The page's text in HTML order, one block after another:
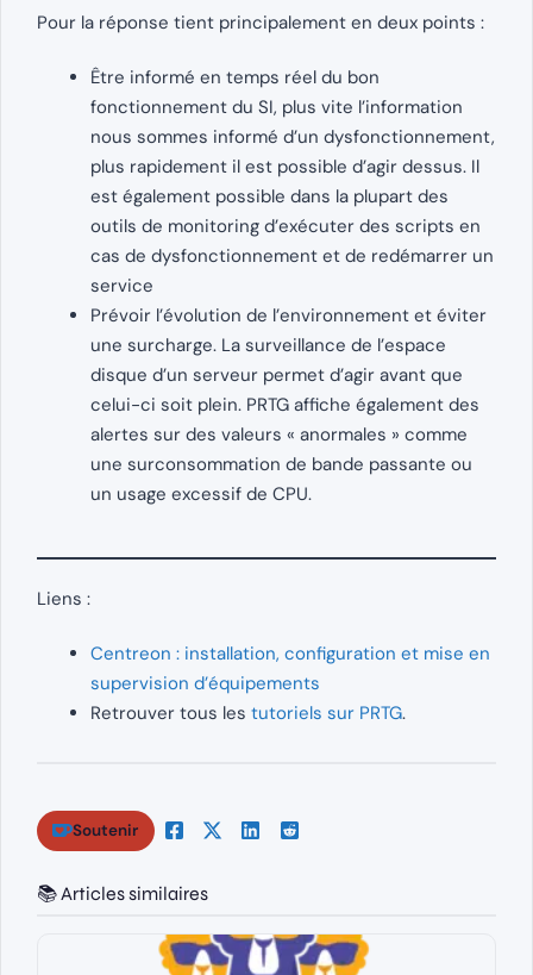
Pour la réponse tient principalement en deux points :
Être informé en temps réel du bon
fonctionnement du SI, plus vite l’information
nous sommes informé d’un dysfonctionnement,
plus rapidement il est possible d’agir dessus. Il
est également possible dans la plupart des
outils de monitoring d’exécuter des scripts en
cas de dysfonctionnement et de redémarrer un
service
Prévoir l’évolution de l’environnement et éviter
une surcharge. La surveillance de l’espace
disque d’un serveur permet d’agir avant que
celui-ci soit plein. PRTG affiche également des
alertes sur des valeurs « anormales » comme
une surconsommation de bande passante ou
un usage excessif de CPU.
Liens :
Centreon : installation, configuration et mise en
supervision d’équipements
Retrouver tous les tutoriels sur PRTG.
Soutenir
📚 Articles similaires